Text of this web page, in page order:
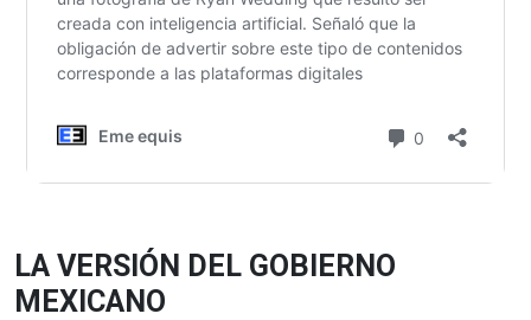
LA VERSIÓN DEL GOBIERNO
MEXICANO